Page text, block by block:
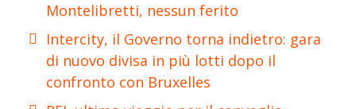
Montelibretti, nessun ferito
Intercity, il Governo torna indietro: gara
di nuovo divisa in più lotti dopo il
confronto con Bruxelles